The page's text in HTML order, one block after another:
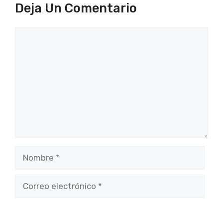
Deja Un Comentario